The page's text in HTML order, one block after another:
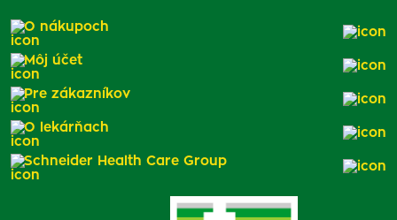
O nákupoch
Môj účet
Pre zákazníkov
O lekárňach
Schneider Health Care Group